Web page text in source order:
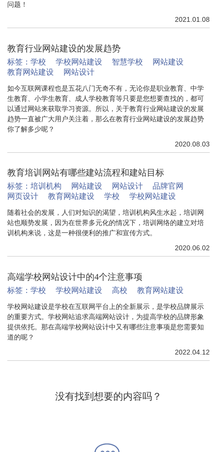
问题！
2021.01.08
教育行业网站建设的发展趋势
标签： 学校 学校网站建设 智慧学校
网站建设
教育网站建设
网站设计
如今互联网课程也是五花八门无奇不有，无论你是职业教育、中学
生教育、小学生教育、成人学校教育等只要是您想要查找的，都可
以通过网站来获取学习资源。所以，关于教育行业网站建设的发展
趋势一直被广大用户关注着，那么在教育行业网站建设的发展趋势
你了解多少呢？
2020.08.03
教育培训网站有哪些建站流程和建站目标
标签： 培训机构 网站建设 网站设计
品牌官网
网页设计
教育网站建设 学校 学校网站建设
随着社会的发展，人们对知识的渴望，培训机构风生水起，培训网
站也顺势发展，因为在世界多元化的情况下，培训网络的建立对培
训机构来说，这是一种很便利的推广和宣传方式。
2020.06.02
高端学校网站设计中的4个注意事项
标签： 学校 学校网站建设 高校 教育网站建设
学校网站建设是学校在互联网平台上的全新展示，是学校品牌展示
的重要方式。学校网站追求高端网站设计，为提高学校的品牌形象
提供依托。那在高端学校网站设计中又有哪些注意事项是您需要知
道的呢？
2022.04.12
没有找到想要的内容吗？